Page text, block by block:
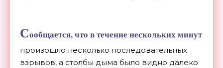
Сообщается, что в течение нескольких минут
произошло несколько последовательных
взрывов, а столбы дыма было видно далеко